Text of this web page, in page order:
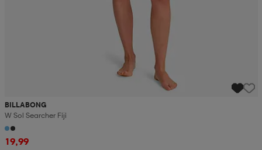
BILLABONG
W Sol Searcher Fiji
19,99